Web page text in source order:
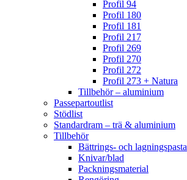
Profil 94
Profil 180
Profil 181
Profil 217
Profil 269
Profil 270
Profil 272
Profil 273 + Natura
Tillbehör – aluminium
Passepartoutlist
Stödlist
Standardram – trä & aluminium
Tillbehör
Bättrings- och lagningspasta
Knivar/blad
Packningsmaterial